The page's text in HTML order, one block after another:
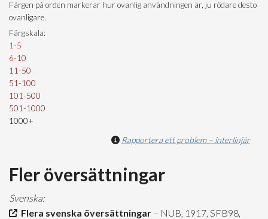
Färgen på orden markerar hur ovanlig användningen är, ju rödare desto
ovanligare.
Färgskala:
1-5
6-10
11-50
51-100
101-500
501-1000
1000+
Rapportera ett problem – interlinjär
Fler översättningar
Svenska:
Flera svenska översättningar – NUB, 1917, SFB98,